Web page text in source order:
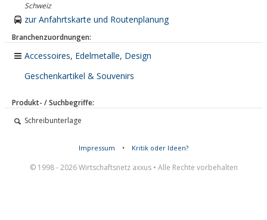
Schweiz
zur Anfahrtskarte und Routenplanung
Branchenzuordnungen:
Accessoires, Edelmetalle, Design
Geschenkartikel & Souvenirs
Produkt- / Suchbegriffe:
Schreibunterlage
Impressum • Kritik oder Ideen?
© 1998 - 2026 Wirtschaftsnetz axxus • Alle Rechte vorbehalten